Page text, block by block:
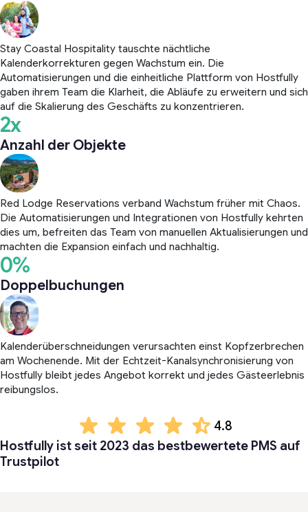
Stay Coastal Hospitality tauschte nächtliche
Kalenderkorrekturen gegen Wachstum ein. Die
Automatisierungen und die einheitliche Plattform von Hostfully
gaben ihrem Team die Klarheit, die Abläufe zu erweitern und sich
auf die Skalierung des Geschäfts zu konzentrieren.
2x
Anzahl der Objekte
Red Lodge Reservations verband Wachstum früher mit Chaos.
Die Automatisierungen und Integrationen von Hostfully kehrten
dies um, befreiten das Team von manuellen Aktualisierungen und
machten die Expansion einfach und nachhaltig.
0%
Doppelbuchungen
Kalenderüberschneidungen verursachten einst Kopfzerbrechen
am Wochenende. Mit der Echtzeit-Kanalsynchronisierung von
Hostfully bleibt jedes Angebot korrekt und jedes Gästeerlebnis
reibungslos.
4.8
Hostfully ist seit 2023 das bestbewertete PMS auf
Trustpilot